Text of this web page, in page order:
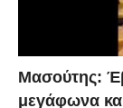
Μασούτης:
μεγάφωνα